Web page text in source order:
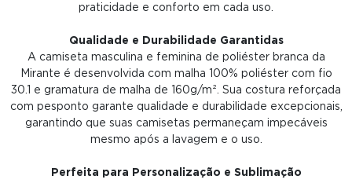
praticidade e conforto em cada uso.
Qualidade e Durabilidade Garantidas
A camiseta masculina e feminina de poliéster branca da
Mirante é desenvolvida com malha 100% poliéster com fio
30.1 e gramatura de malha de 160g/m². Sua costura reforçada
com pesponto garante qualidade e durabilidade excepcionais,
garantindo que suas camisetas permaneçam impecáveis
mesmo após a lavagem e o uso.
Perfeita para Personalização e Sublimação